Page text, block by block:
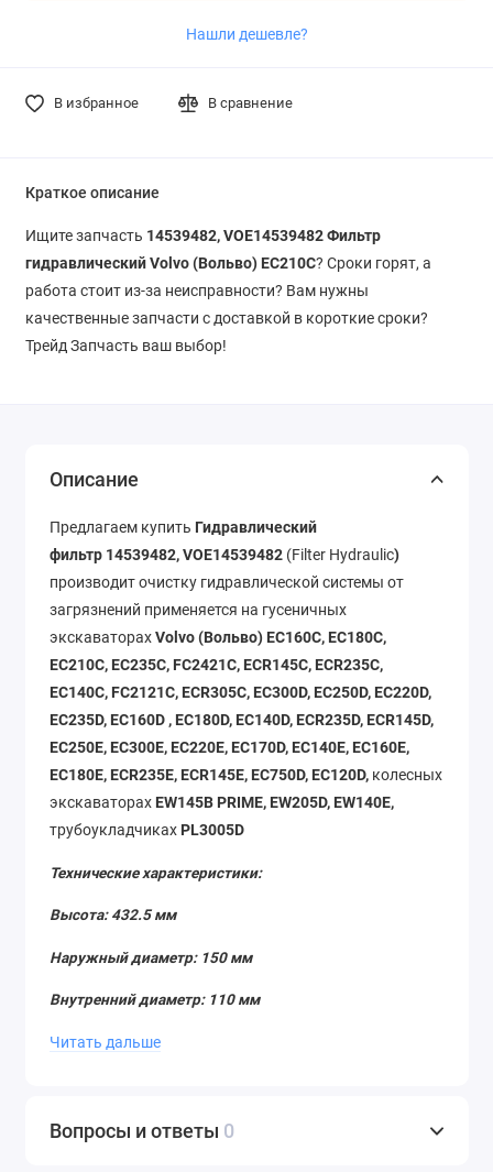
Нашли дешевле?
В избранное В сравнение
Краткое описание
Ищите запчасть 14539482, VOE14539482 Фильтр
гидравлический Volvo (Вольво) EC210C? Сроки горят, а
работа стоит из-за неисправности? Вам нужны
качественные запчасти с доставкой в короткие сроки?
Трейд Запчасть ваш выбор!
Описание
Предлагаем купить Гидравлический
фильтр 14539482, VOE14539482 (Filter Hydraulic)
производит очистку гидравлической системы от
загрязнений применяется на гусеничных
экскаваторахVolvo (Вольво) EC160C, EC180C,
EC210C, EC235C, FC2421C, ECR145C, ECR235C,
EC140C, FC2121C, ECR305C, EC300D, EC250D, EC220D,
EC235D, EC160D , EC180D, EC140D, ECR235D, ECR145D,
EC250E, EC300E, EC220E, EC170D, EC140E, EC160E,
EC180E, ECR235E, ECR145E, EC750D, EC120D, колесных
экскаваторах EW145B PRIME, EW205D, EW140E,
трубоукладчиках PL3005D
Технические характеристики:
Высота: 432.5 мм
Наружный диаметр: 150 мм
Внутренний диаметр: 110 мм
Вес: 2.42 кг.
техникиVolvo (Вольво) . На все запчасти
Читать дальше
Вопросы и ответы 0